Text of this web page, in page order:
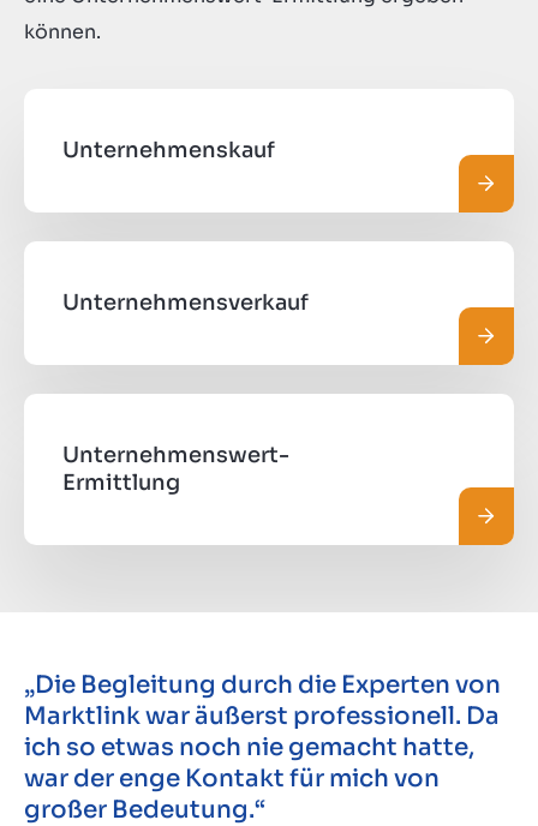
können.
Unternehmenskauf
Mehr
Unternehmensverkauf
Mehr
Unternehmenswert-
Ermittlung
Mehr
„Die Begleitung durch die Experten von
Marktlink war äußerst professionell. Da
ich so etwas noch nie gemacht hatte,
war der enge Kontakt für mich von
großer Bedeutung.“